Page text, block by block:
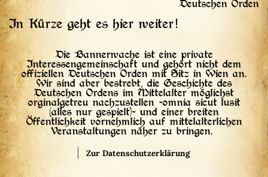
Deutschen Orden
In Kürze geht es hier weiter!
Die Bannerwache ist eine private
Interessengemeinschaft und gehört nicht dem
offiziellen Deutschen Orden mit Sitz in Wien an.
Wir sind aber bestrebt, die Geschichte des
Deutschen Ordens im Mittelalter möglichst
orginalgetreu nachzustellen -omnia sicut lusit
(alles nur gespielt)- und einer breiten
Öffentlichkeit vornehmlich auf mittelalterlichen
Veranstaltungen näher zu bringen.
Zur Datenschutzerklärung